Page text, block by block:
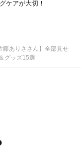
ケアが大切！
藤ありささん】全部見せ
グッズ15選